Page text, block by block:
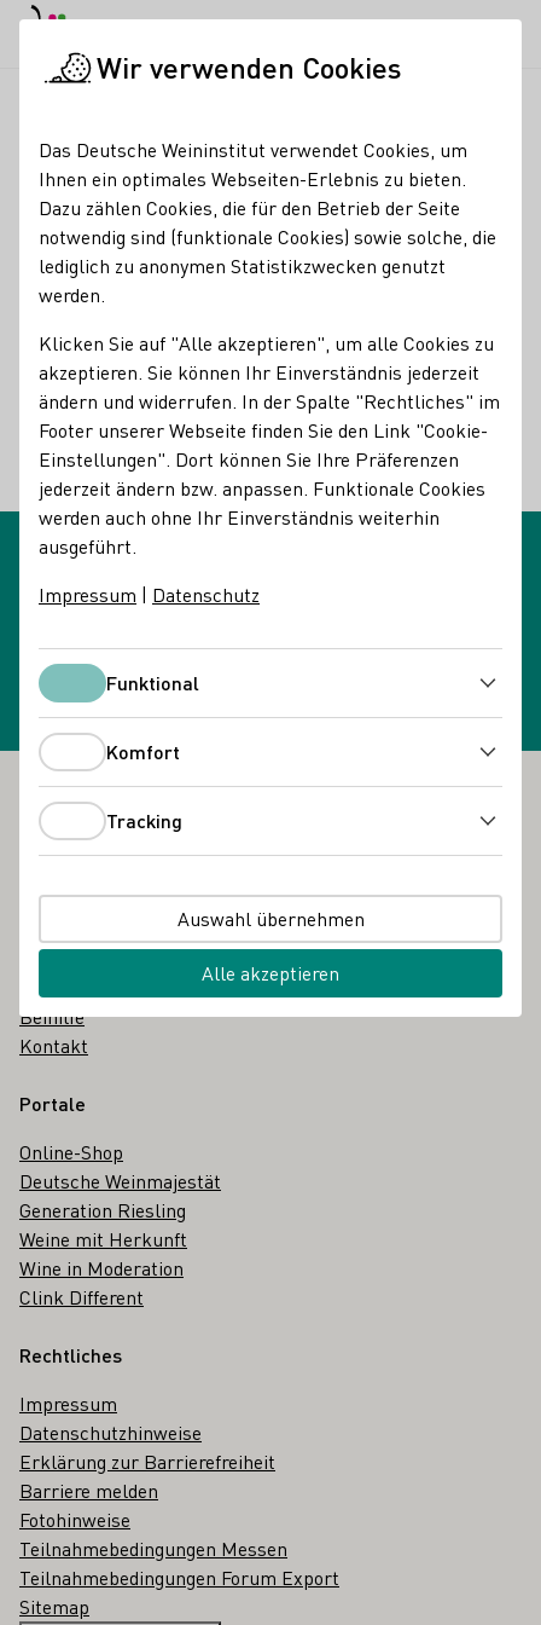
Glossareinträge
Name des Begriffes:
Keltern
Beschreibungen des Begriffes:
Keltern
Abdrücken der Maische zur Gewinnung von Traubenmost
Synonyme: Pressen
Zurück
Newsletteranmeldung
Fußbereich
Das DWI
Über uns in einfacher Sprache
Karriere
Vergabebekanntmachungen
Beihilfe
Kontakt
Portale
Online-Shop
Deutsche Weinmajestät
Generation Riesling
Weine mit Herkunft
Wine in Moderation
Clink Different
Rechtliches
Impressum
Datenschutzhinweise
Erklärung zur Barrierefreiheit
Barriere melden
Fotohinweise
Teilnahmebedingungen Messen
Teilnahmebedingungen Forum Export
Sitemap
Wir verwenden Cookies
Das Deutsche Weininstitut verwendet Cookies, um
Ihnen ein optimales Webseiten-Erlebnis zu bieten.
Dazu zählen Cookies, die für den Betrieb der Seite
notwendig sind (funktionale Cookies) sowie solche, die
lediglich zu anonymen Statistikzwecken genutzt
werden.
Klicken Sie auf "Alle akzeptieren", um alle Cookies zu
akzeptieren. Sie können Ihr Einverständnis jederzeit
ändern und widerrufen. In der Spalte "Rechtliches" im
Footer unserer Webseite finden Sie den Link "Cookie-
Einstellungen". Dort können Sie Ihre Präferenzen
jederzeit ändern bzw. anpassen. Funktionale Cookies
werden auch ohne Ihr Einverständnis weiterhin
ausgeführt.
Impressum | Datenschutz
FunktionalFunktional
Komfort
Tracking
Auswahl übernehmen
Alle akzeptieren